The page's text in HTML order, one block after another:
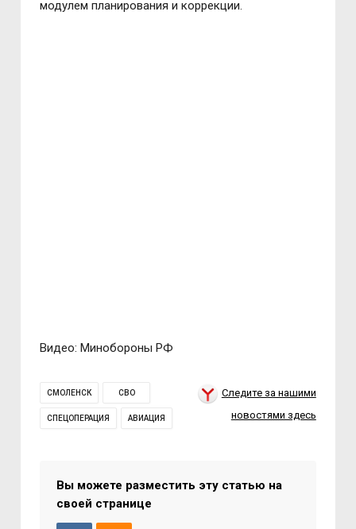
модулем планирования и коррекции.
Видео: Минобороны РФ
СМОЛЕНСК СВО
СПЕЦОПЕРАЦИЯ АВИАЦИЯ
Следите за нашими
новостями здесь
Вы можете разместить эту статью на
своей странице